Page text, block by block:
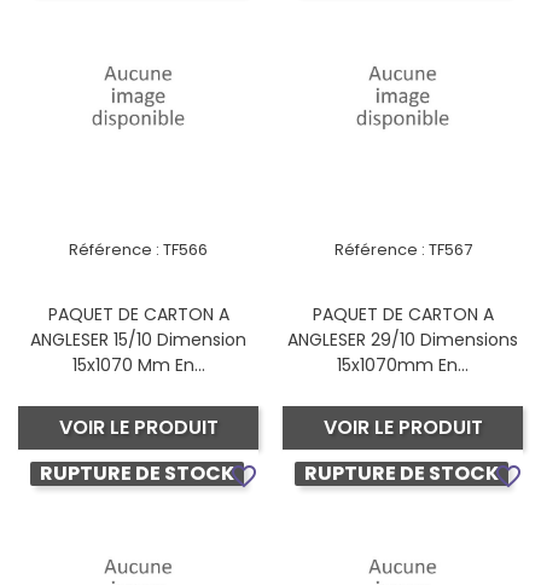
Référence : TF566
PAQUET DE CARTON A
ANGLESER 15/10 Dimension
15x1070 Mm En...
VOIR LE PRODUIT
Référence : TF567
PAQUET DE CARTON A
ANGLESER 29/10 Dimensions
15x1070mm En...
VOIR LE PRODUIT
RUPTURE DE STOCKfavorite_border RUPTURE DE STOCKfavorite_border